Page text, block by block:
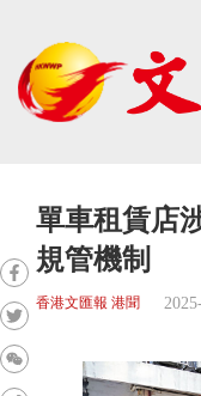
單車租賃店
規管機制
香港文匯報 港聞